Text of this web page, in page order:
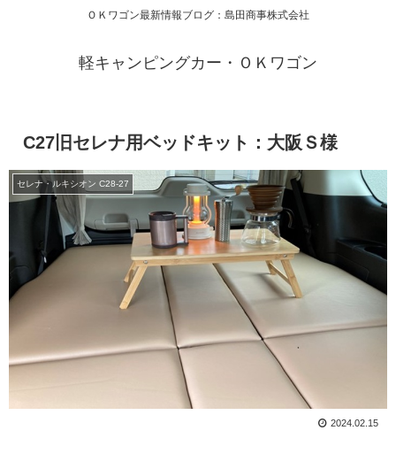
ＯＫワゴン最新情報ブログ：島田商事株式会社
軽キャンピングカー・ＯＫワゴン
C27旧セレナ用ベッドキット：大阪Ｓ様
セレナ・ルキシオン C28-27
2024.02.15